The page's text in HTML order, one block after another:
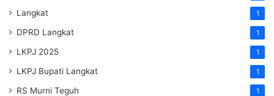
Langkat 1
DPRD Langkat 1
LKPJ 2025 1
LKPJ Bupati Langkat 1
RS Murni Teguh 1